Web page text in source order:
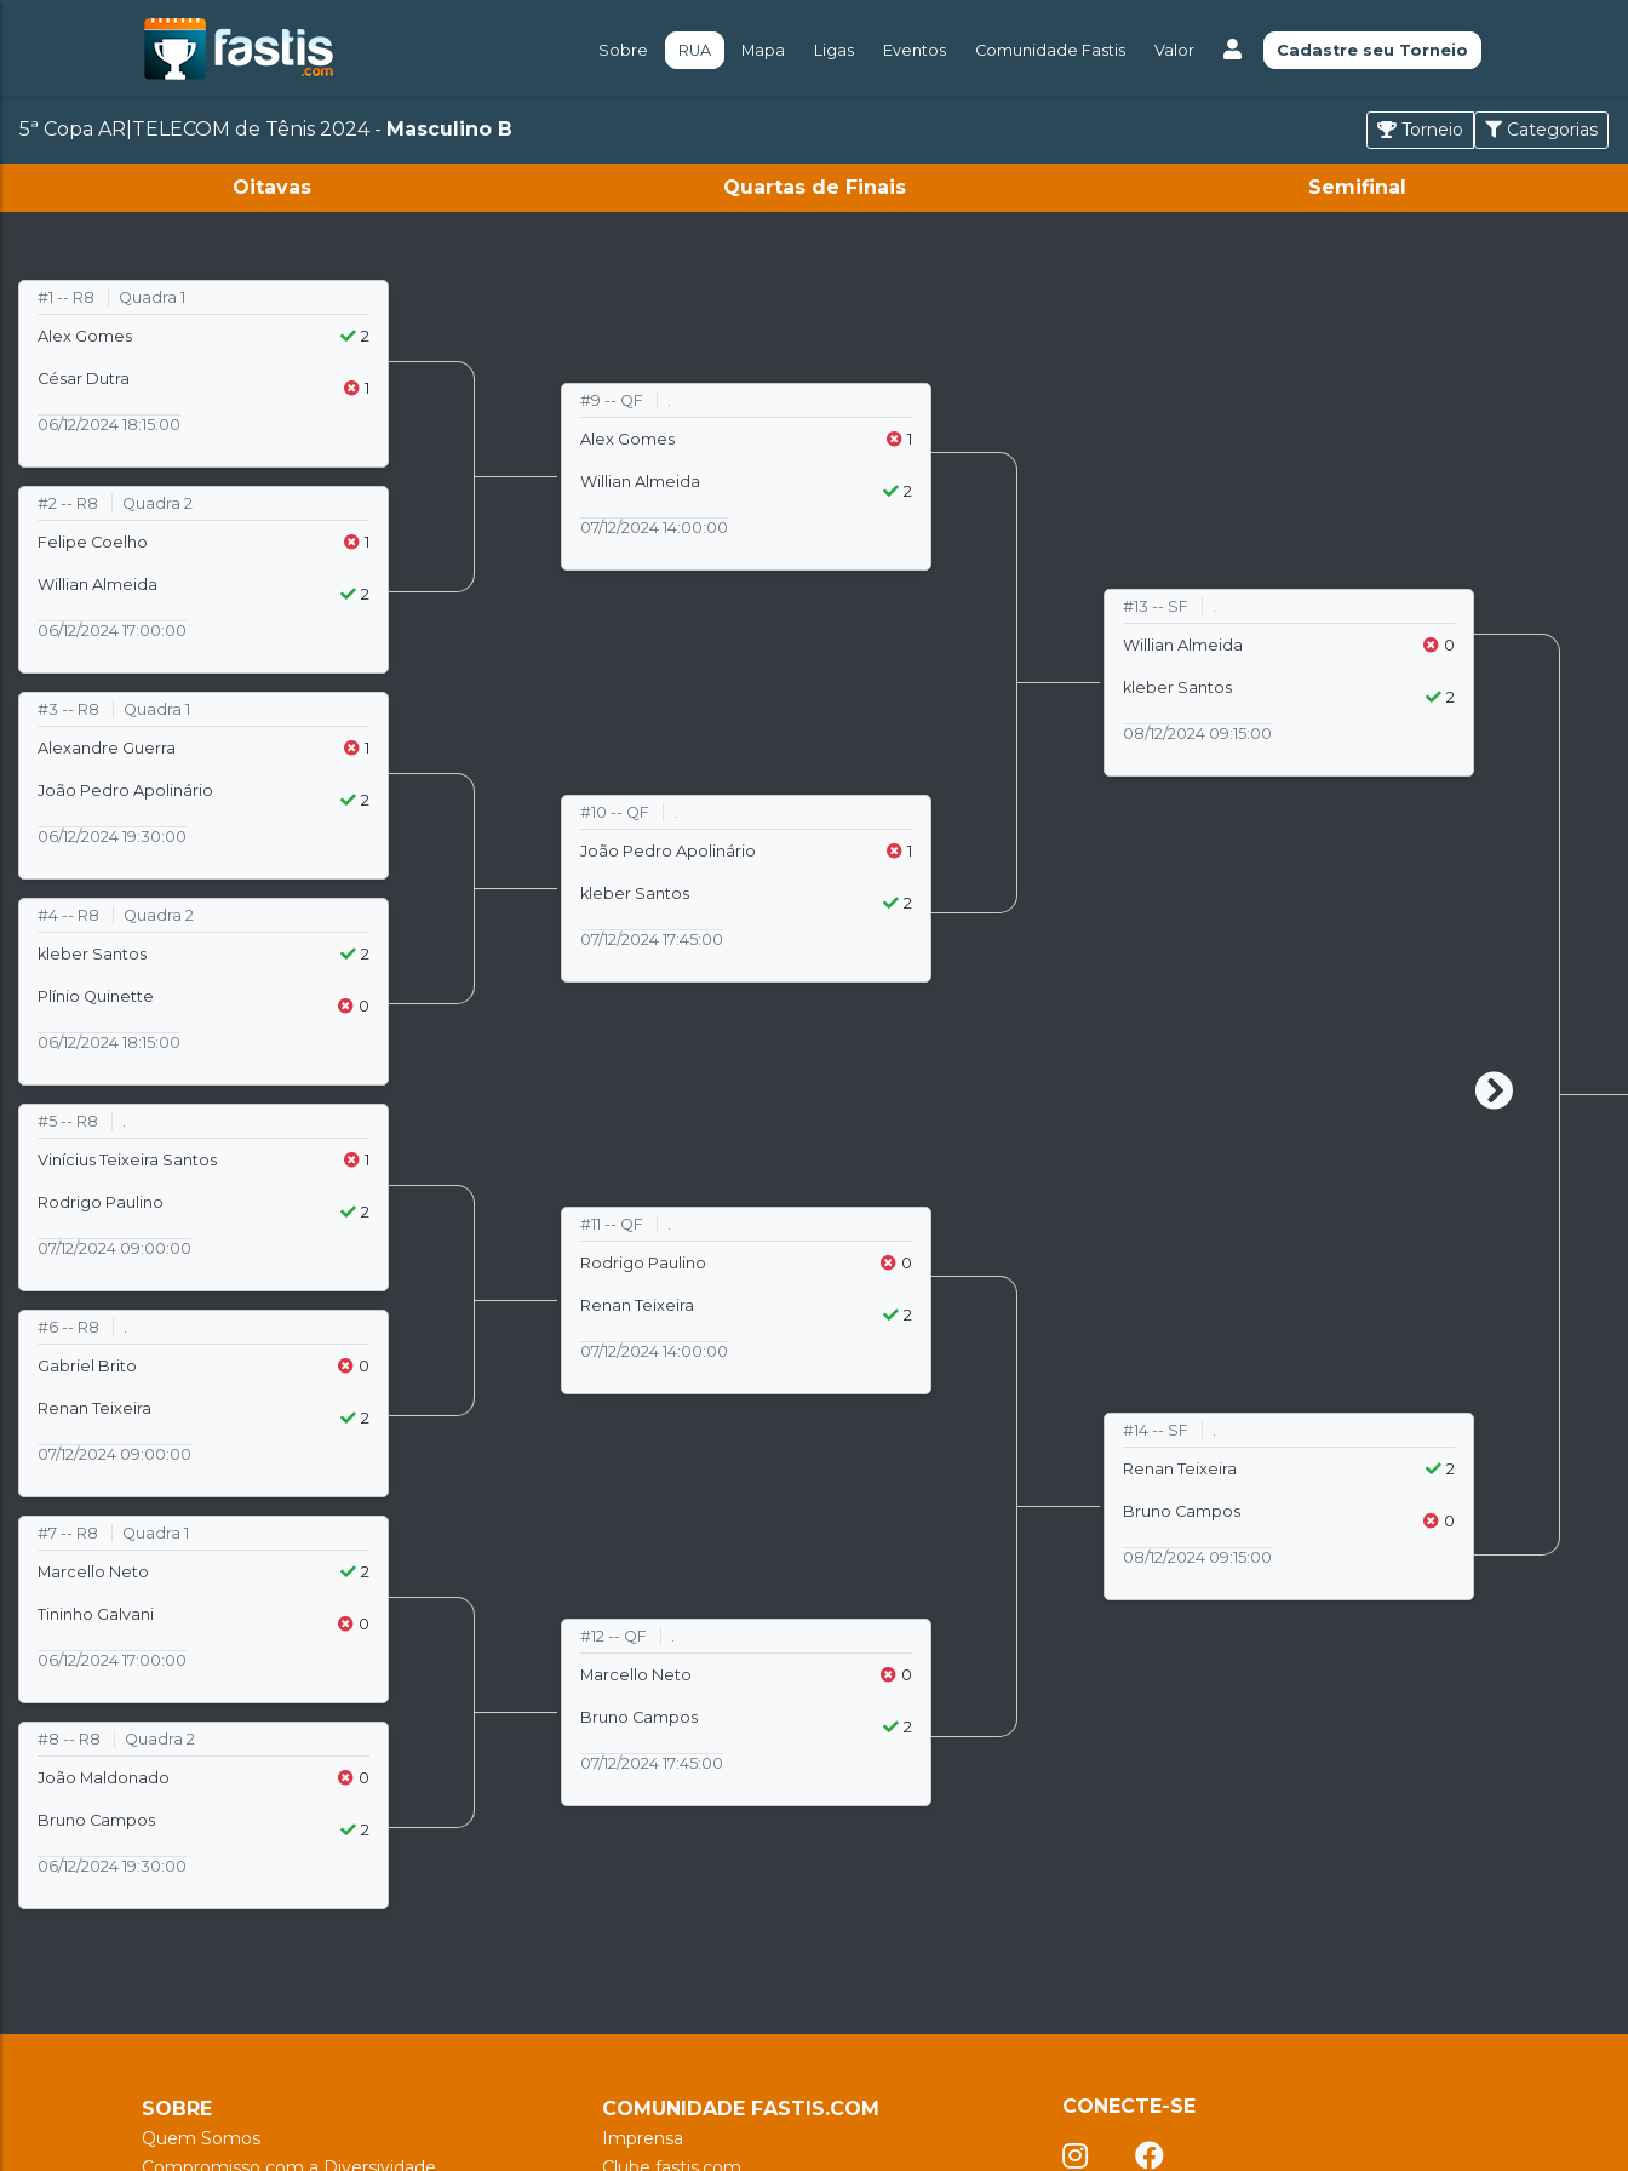
Sobre RUA Mapa Ligas Eventos Comunidade Fastis Valor Cadastre seu Torneio
5ª Copa AR|TELECOM de Tênis 2024 - Masculino B Torneio Categorias
Oitavas Quartas de Finais Semifinal
#1 -- R8 Quadra 1
Alex Gomes 2
César Dutra
1
06/12/2024 18:15:00
#2 -- R8 Quadra 2
Felipe Coelho 1
Willian Almeida
2
06/12/2024 17:00:00
#3 -- R8 Quadra 1
Alexandre Guerra 1
João Pedro Apolinário
2
06/12/2024 19:30:00
#4 -- R8 Quadra 2
kleber Santos 2
Plínio Quinette
0
06/12/2024 18:15:00
#5 -- R8
Vinícius Teixeira Santos 1
Rodrigo Paulino
2
07/12/2024 09:00:00
#6 -- R8
Gabriel Brito 0
Renan Teixeira
2
07/12/2024 09:00:00
#7 -- R8 Quadra 1
Marcello Neto 2
Tininho Galvani
0
06/12/2024 17:00:00
#8 -- R8 Quadra 2
João Maldonado 0
Bruno Campos
2
06/12/2024 19:30:00
#9 -- QF
Alex Gomes 1
Willian Almeida
2
07/12/2024 14:00:00
#10 -- QF
João Pedro Apolinário 1
kleber Santos
2
07/12/2024 17:45:00
#11 -- QF
Rodrigo Paulino 0
Renan Teixeira
2
07/12/2024 14:00:00
#12 -- QF
Marcello Neto 0
Bruno Campos
2
07/12/2024 17:45:00
#13 -- SF
Willian Almeida 0
kleber Santos
2
08/12/2024 09:15:00
#14 -- SF
Renan Teixeira 2
Bruno Campos
0
08/12/2024 09:15:00
SOBRE
Quem Somos
COMUNIDADE FASTIS.COM
Imprensa
CONECTE-SE